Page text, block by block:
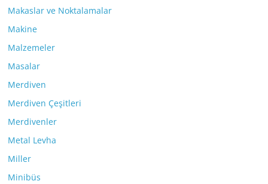
Makaslar ve Noktalamalar
Makine
Malzemeler
Masalar
Merdiven
Merdiven Çeşitleri
Merdivenler
Metal Levha
Miller
Minibüs